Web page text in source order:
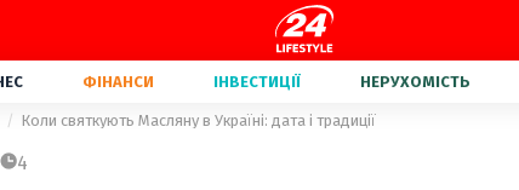
ФІНАНСИ ІНВЕСТИЦІЇ НЕРУХОМІСТЬ
Коли святкують Масляну в Україні: дата і традиції
4